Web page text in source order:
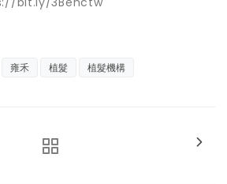
雍禾 植髮 植髮機構